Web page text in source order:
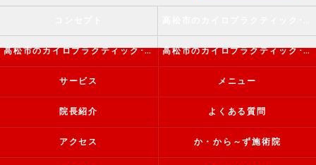
高松市のカイロプラクティック･か・から～ず施術院の評判 高松市のカイロプラクティック･か・から～ず施術院のお客様の声
サービス メニュー
院長紹介 よくある質問
アクセス か・から～ず施術院